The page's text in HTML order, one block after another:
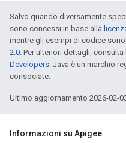
Salvo quando diversamente
sono concessi in base alla
mentre gli esempi di codice
2.0. Per ulteriori dettagli, consulta
Developers. Java è un marchio
consociate.
Ultimo aggiornamento 2026-02-
Informazioni su Apigee